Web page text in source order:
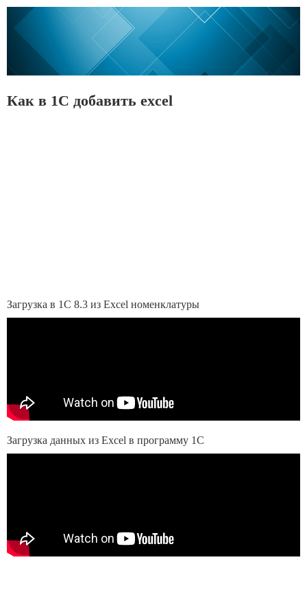
Как в 1С добавить excel
Загрузка в 1С 8.3 из Excel номенклатуры
Загрузка данных из Exсel в программу 1С